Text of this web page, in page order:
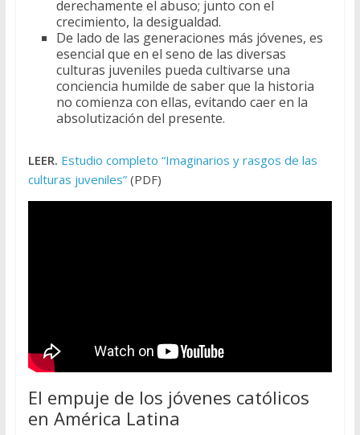
derechamente el abuso; junto con el
crecimiento, la desigualdad.
De lado de las generaciones más jóvenes, es
esencial que en el seno de las diversas
culturas juveniles pueda cultivarse una
conciencia humilde de saber que la historia
no comienza con ellas, evitando caer en la
absolutización del presente.
LEER. Estudio completo “Imaginarios y rasgos de las
culturas juveniles”(PDF)
El empuje de los jóvenes católicos
en América Latina